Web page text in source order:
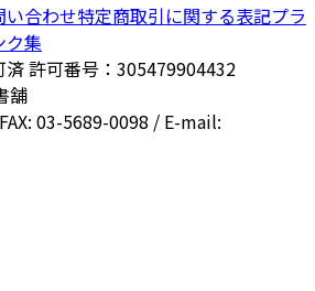
い合わせ特定商取引に関する表記プラ
ク集
許可番号：305479904432
舗
03-5689-0098 / E-mail: